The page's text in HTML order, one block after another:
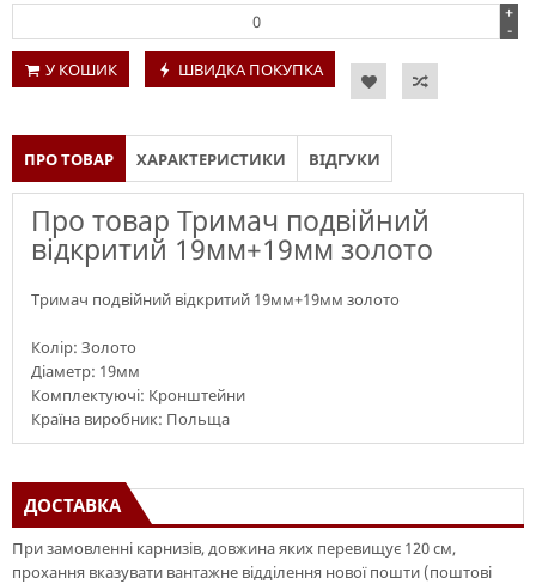
+
-
У КОШИК
ШВИДКА ПОКУПКА
ПРО ТОВАР ХАРАКТЕРИСТИКИ ВІДГУКИ
Про товар Тримач подвійний
відкритий 19мм+19мм золото
Тримач подвійний відкритий 19мм+19мм золото
Колір: Золото
Діаметр: 19мм
Комплектуючі: Кронштейни
Країна виробник: Польща
ДОСТАВКА
При замовленні карнизів, довжина яких перевищує 120 см,
прохання вказувати вантажне відділення нової пошти (поштові